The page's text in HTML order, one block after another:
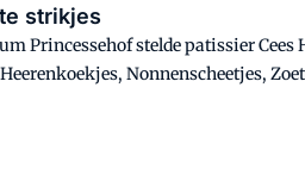
strikjes
Princessehof stelde patissier Cees
Nonnenscheetjes,